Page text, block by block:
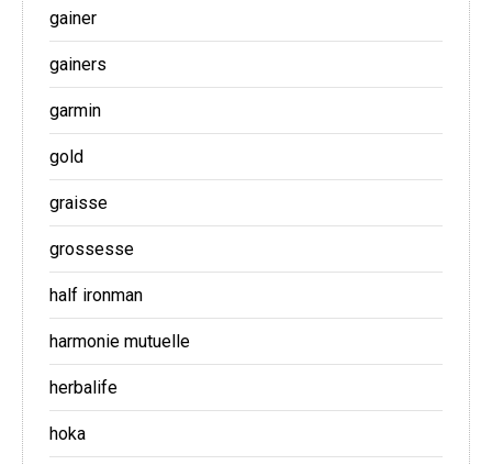
gainer
gainers
garmin
gold
graisse
grossesse
half ironman
harmonie mutuelle
herbalife
hoka